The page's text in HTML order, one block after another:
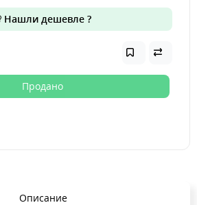
Нашли дешевле ?
Продано
Описание